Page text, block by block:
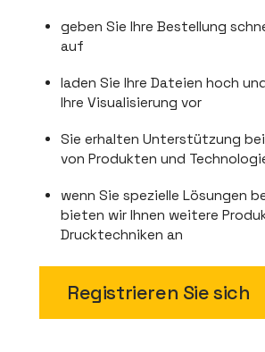
geben Sie Ihre Bestellung
auf
laden Sie Ihre Dateien hoch
Ihre Visualisierung vor
Sie erhalten Unterstützung
von Produkten und
wenn Sie spezielle Lösungen
bieten wir Ihnen weitere
Drucktechniken an
Registrieren Sie sich